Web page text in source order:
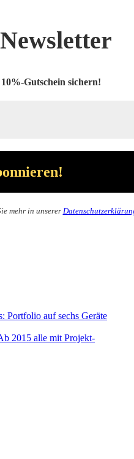
Gutschein sichern!
mehr in unserer
Portfolio auf sechs Geräte
2015 alle mit Projekt-